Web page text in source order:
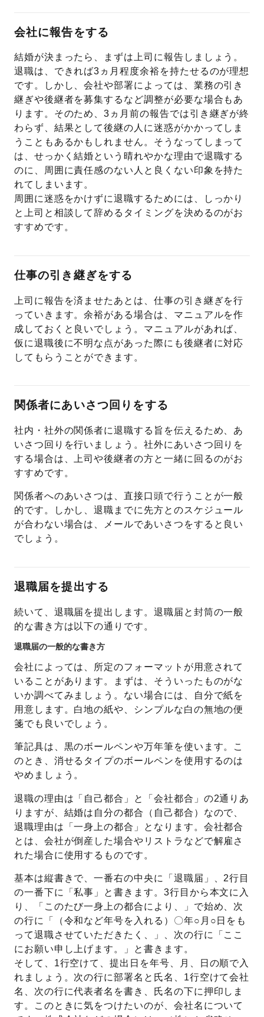
会社に報告をする
結婚が決まったら、まずは上司に報告しましょう。
退職は、できれば3ヵ月程度余裕を持たせるのが理想
です。しかし、会社や部署によっては、業務の引き
継ぎや後継者を募集するなど調整が必要な場合もあ
ります。そのため、3ヵ月前の報告では引き継ぎが終
わらず、結果として後継の人に迷惑がかかってしま
うこともあるかもしれません。そうなってしまって
は、せっかく結婚という晴れやかな理由で退職する
のに、周囲に責任感のない人と良くない印象を持た
れてしまいます。
周囲に迷惑をかけずに退職するためには、しっかり
と上司と相談して辞めるタイミングを決めるのがお
すすめです。
仕事の引き継ぎをする
上司に報告を済ませたあとは、仕事の引き継ぎを行
っていきます。余裕がある場合は、マニュアルを作
成しておくと良いでしょう。マニュアルがあれば、
仮に退職後に不明な点があった際にも後継者に対応
してもらうことができます。
関係者にあいさつ回りをする
社内・社外の関係者に退職する旨を伝えるため、あ
いさつ回りを行いましょう。社外にあいさつ回りを
する場合は、上司や後継者の方と一緒に回るのがお
すすめです。
関係者へのあいさつは、直接口頭で行うことが一般
的です。しかし、退職までに先方とのスケジュール
が合わない場合は、メールであいさつをすると良い
でしょう。
退職届を提出する
続いて、退職届を提出します。退職届と封筒の一般
的な書き方は以下の通りです。
退職届の一般的な書き方
会社によっては、所定のフォーマットが用意されて
いることがあります。まずは、そういったものがな
いか調べてみましょう。ない場合には、自分で紙を
用意します。白地の紙や、シンプルな白の無地の便
箋でも良いでしょう。
筆記具は、黒のボールペンや万年筆を使います。こ
のとき、消せるタイプのボールペンを使用するのは
やめましょう。
退職の理由は「自己都合」と「会社都合」の2通りあ
りますが、結婚は自分の都合（自己都合）なので、
退職理由は「一身上の都合」となります。会社都合
とは、会社が倒産した場合やリストラなどで解雇さ
れた場合に使用するものです。
基本は縦書きで、一番右の中央に「退職届」、2行目
の一番下に「私事」と書きます。3行目から本文に入
り、「このたび一身上の都合により、」で始め、次
の行に「（令和など年号を入れる）〇年○月○日をも
って退職させていただきたく、」、次の行に「ここ
にお願い申し上げます。」と書きます。
そして、1行空けて、提出日を年号、月、日の順で入
れましょう。次の行に部署名と氏名、1行空けて会社
名、次の行に代表者名を書き、氏名の下に押印しま
す。このときに気をつけたいのが、会社名について